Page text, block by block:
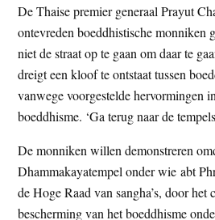
i
t
e
z
e
s
i
t
e
De Thaise premier generaal Prayut
ontevreden boeddhistische monniken
niet de straat op te gaan om daar te
dreigt een kloof te ontstaat tussen
vanwege voorgestelde hervormingen
boeddhisme. ‘Ga terug naar de
De monniken willen demonstreren
Dhammakayatempel onder wie abt
de Hoge Raad van sangha’s, door het
bescherming van het boeddhisme